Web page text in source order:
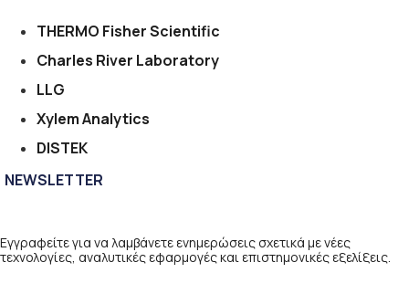
THERMO Fisher Scientific
Charles River Laboratory
LLG
Xylem Analytics
DISTEK
NEWSLETTER
Εγγραφείτε για να λαμβάνετε ενημερώσεις σχετικά με νέες
τεχνολογίες, αναλυτικές εφαρμογές και επιστημονικές εξελίξεις.